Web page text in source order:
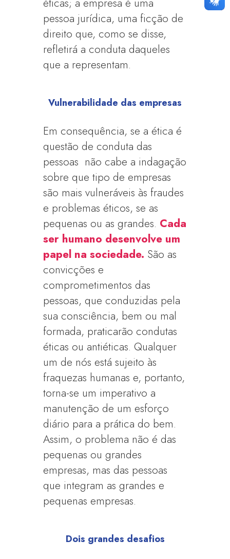
éticas; a empresa é uma
pessoa jurídica, uma ficção de
direito que, como se disse,
refletirá a conduta daqueles
que a representam.
Vulnerabilidade das empresas
Em consequência, se a ética é
questão de conduta das
pessoas não cabe a indagação
sobre que tipo de empresas
são mais vulneráveis às fraudes
e problemas éticos, se as
pequenas ou as grandes. Cada
ser humano desenvolve um
papel na sociedade. São as
convicções e
comprometimentos das
pessoas, que conduzidas pela
sua consciência, bem ou mal
formada, praticarão condutas
éticas ou antiéticas. Qualquer
um de nós está sujeito às
fraquezas humanas e, portanto,
torna-se um imperativo a
manutenção de um esforço
diário para a prática do bem.
Assim, o problema não é das
pequenas ou grandes
empresas, mas das pessoas
que integram as grandes e
pequenas empresas.
Dois grandes desafios